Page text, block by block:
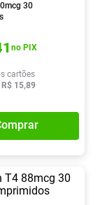
30
no PIX
cartões
R$ 15,89